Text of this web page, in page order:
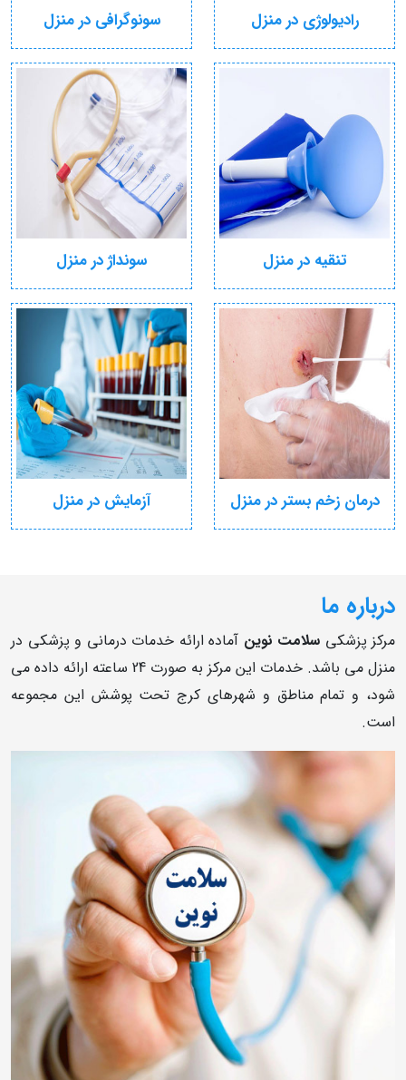
رادیولوژی در منزل سونوگرافی در منزل
تنقیه در منزل سونداژ در منزل
درمان زخم بستر در منزل آزمایش در منزل
درباره ما
مرکز پزشکی سلامت نوین آماده ارائه خدمات درمانی و پزشکی در
منزل می باشد. خدمات این مرکز به صورت 24 ساعته ارائه داده می
شود، و تمام مناطق و شهرهای کرج تحت پوشش این مجموعه
است.